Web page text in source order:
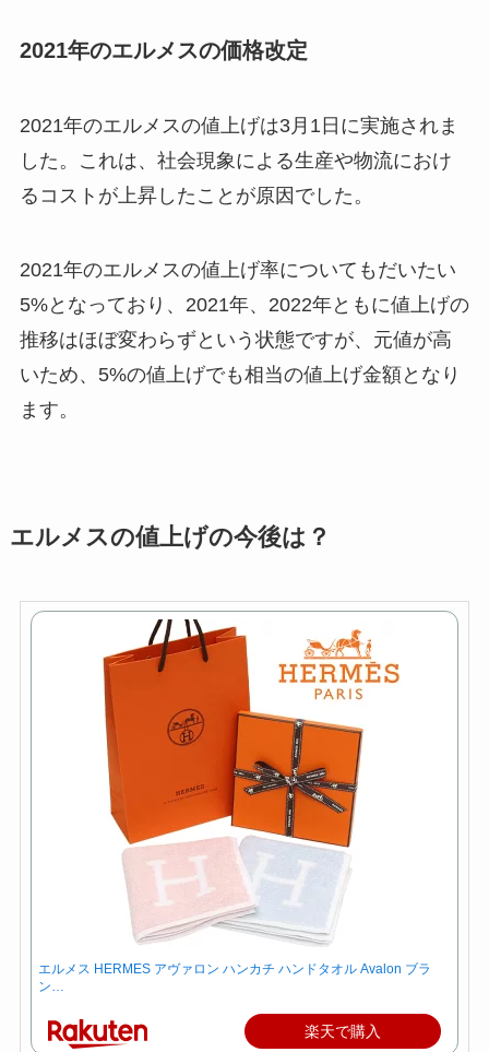
2021年のエルメスの価格改定
2021年のエルメスの値上げは3月1日に実施されま
した。これは、社会現象による生産や物流におけ
るコストが上昇したことが原因でした。
2021年のエルメスの値上げ率についてもだいたい
5%となっており、2021年、2022年ともに値上げの
推移はほぼ変わらずという状態ですが、元値が高
いため、5%の値上げでも相当の値上げ金額となり
ます。
エルメスの値上げの今後は？
エルメス HERMES アヴァロン ハンカチ ハンドタオル Avalon ブラ
ン…
楽天で購入